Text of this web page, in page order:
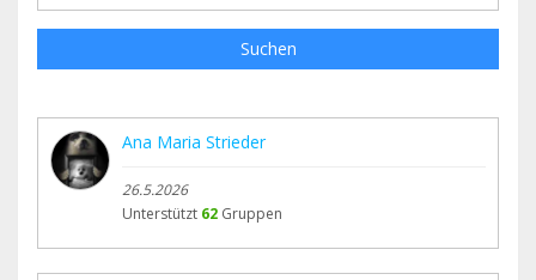
Suchen
Ana Maria Strieder
26.5.2026
Unterstützt 62 Gruppen